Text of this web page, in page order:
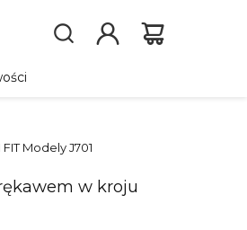
Modely J701
w kroju